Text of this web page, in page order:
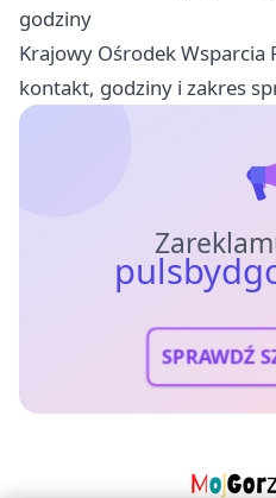
godziny
Krajowy Ośrodek Wsparcia
kontakt, godziny i zakres
SPRAWDŹ